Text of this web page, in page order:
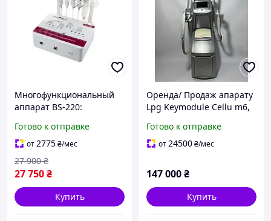
Многофункциональный
аппарат BS-220:
RF-лифтинг в одном
устройстве
Готово к отправке
от2775₴/мес
27 750₴
27 900 ₴
Купить
Оренда/ Продаж апарату
Lpg Keymodule Cellu m6,
ОРИГІНАЛ!
Готово к отправке
от24500₴/мес
147 000₴
Купить